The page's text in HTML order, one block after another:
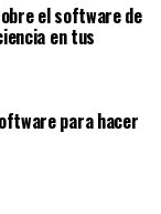
el software de
en tus
para hacer